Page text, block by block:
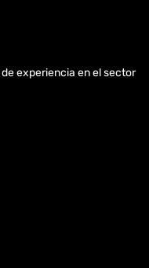
experiencia en el sector